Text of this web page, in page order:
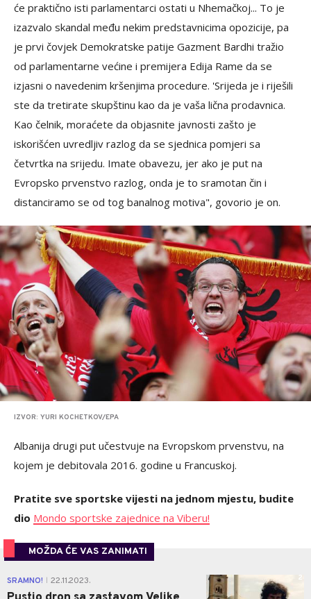
će praktično isti parlamentarci ostati u Nhemačkoj... To je
izazvalo skandal među nekim predstavnicima opozicije, pa
je prvi čovjek Demokratske patije Gazment Bardhi tražio
od parlamentarne većine i premijera Edija Rame da se
izjasni o navedenim kršenjima procedure. 'Srijeda je i riješili
ste da tretirate skupštinu kao da je vaša lična prodavnica.
Kao čelnik, moraćete da objasnite javnosti zašto je
iskorišćen uvredljiv razlog da se sjednica pomjeri sa
četvrtka na srijedu. Imate obavezu, jer ako je put na
Evropsko prvenstvo razlog, onda je to sramotan čin i
distanciramo se od tog banalnog motiva", govorio je on.
IZVOR: YURI KOCHETKOV/EPA
Albanija drugi put učestvuje na Evropskom prvenstvu, na
kojem je debitovala 2016. godine u Francuskoj.
Pratite sve sportske vijesti na jednom mjestu, budite
dio Mondo sportske zajednice na Viberu!
MOŽDA ĆE VAS ZANIMATI
SRAMNO! 22.11.2023. 2